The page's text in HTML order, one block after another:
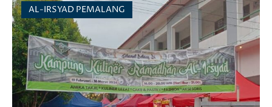
AL-IRSYAD PEMALANG